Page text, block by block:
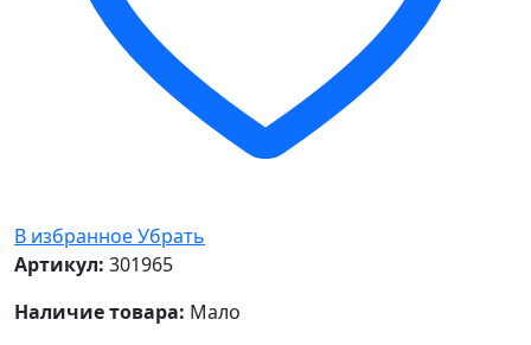
В избранноеУбрать
Артикул: 301965
Наличие товара: Мало